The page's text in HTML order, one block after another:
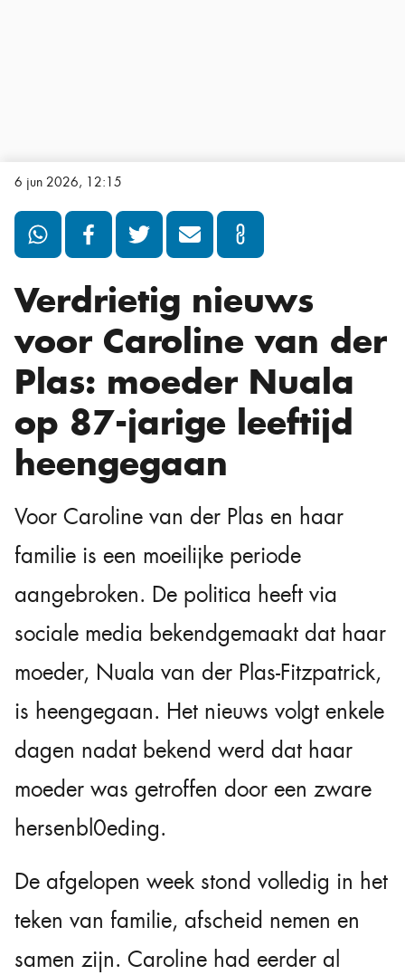
6 jun 2026, 12:15
Verdrietig nieuws
voor Caroline van der
Plas: moeder Nuala
op 87-jarige leeftijd
heengegaan
Voor Caroline van der Plas en haar
familie is een moeilijke periode
aangebroken. De politica heeft via
sociale media bekendgemaakt dat haar
moeder, Nuala van der Plas-Fitzpatrick,
is heengegaan. Het nieuws volgt enkele
dagen nadat bekend werd dat haar
moeder was getroffen door een zware
hersenbl0eding.
De afgelopen week stond volledig in het
teken van familie, afscheid nemen en
samen zijn. Caroline had eerder al